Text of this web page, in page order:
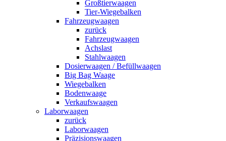
Großtierwaagen
Tier-Wiegebalken
Fahrzeugwaagen
zurück
Fahrzeugwaagen
Achslast
Stahlwaagen
Dosierwaagen / Befüllwaagen
Big Bag Waage
Wiegebalken
Bodenwaage
Verkaufswaagen
Laborwaagen
zurück
Laborwaagen
Präzisionswaagen